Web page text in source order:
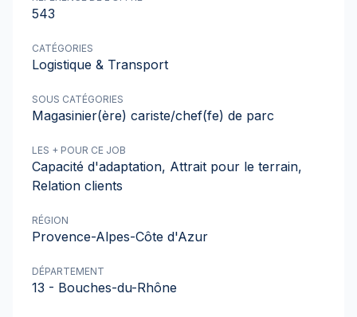
543
CATÉGORIES
Logistique & Transport
SOUS CATÉGORIES
Magasinier(ère) cariste/chef(fe) de parc
LES + POUR CE JOB
Capacité d'adaptation, Attrait pour le terrain,
Relation clients
RÉGION
Provence-Alpes-Côte d'Azur
DÉPARTEMENT
13 - Bouches-du-Rhône